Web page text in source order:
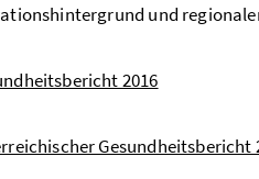
und
2016
Gesundheitsbericht